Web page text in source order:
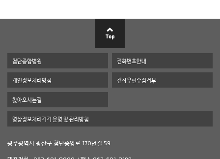
첨단종합병원 전화번호안내
개인정보처리방침 전자우편수집거부
찾아오시는길
영상정보처리기기 운영 및 관리방침
광주광역시 광산구 첨단중앙로 170번길 59